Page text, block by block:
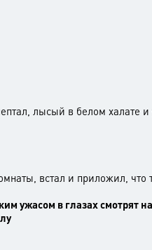
лысый в белом халате и
встал и приложил, что
ужасом в глазах смотрят